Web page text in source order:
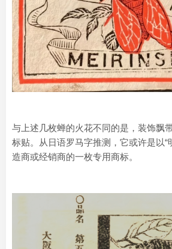
与上述几枚蝉的火花不同的是，装饰飘
标贴。从日语罗马字推测，它或许是以“
造商或经销商的一枚专用商标。